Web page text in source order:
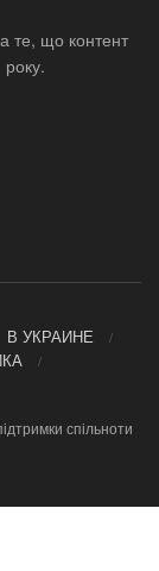
те, що контент
В УКРАИНЕ
спільноти